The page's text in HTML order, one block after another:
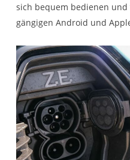
sich bequem bedienen
gängigen Android und